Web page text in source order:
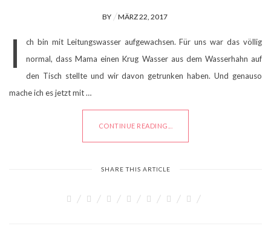
BY
POSTED
MÄRZ 22, 2017
I
ch bin mit Leitungswasser aufgewachsen. Für uns war das völlig
normal, dass Mama einen Krug Wasser aus dem Wasserhahn auf
den Tisch stellte und wir davon getrunken haben. Und genauso
mache ich es jetzt mit …
CONTINUE READING...
SHARE THIS ARTICLE